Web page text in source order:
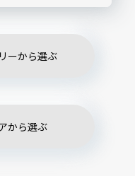
ーから選ぶ
から選ぶ